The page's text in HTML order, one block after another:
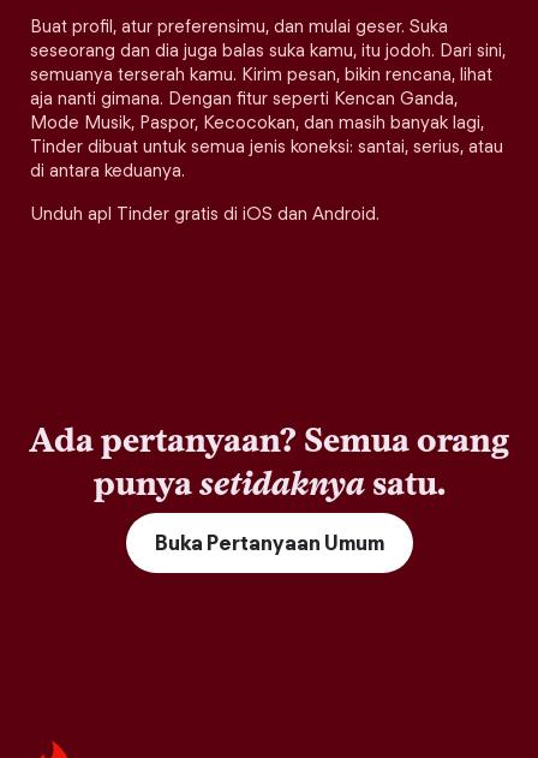
Buat profil, atur preferensimu, dan mulai geser. Suka
seseorang dan dia juga balas suka kamu, itu jodoh. Dari sini,
semuanya terserah kamu. Kirim pesan, bikin rencana, lihat
aja nanti gimana. Dengan fitur seperti Kencan Ganda,
Mode Musik, Paspor, Kecocokan, dan masih banyak lagi,
Tinder dibuat untuk semua jenis koneksi: santai, serius, atau
di antara keduanya.
Unduh apl Tinder gratis di iOS dan Android.
Ada pertanyaan? Semua orang
punyasetidaknyasatu.
Buka Pertanyaan Umum